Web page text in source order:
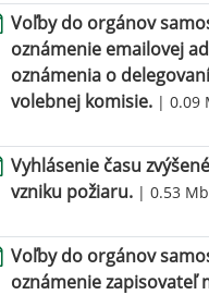
Voľby do orgánov
oznámenie emailovej
oznámenia o
volebnej komisie. | 0.09
Vyhlásenie času
vzniku požiaru. | 0.53 Mb
Voľby do orgánov
oznámenie zapisovateľ